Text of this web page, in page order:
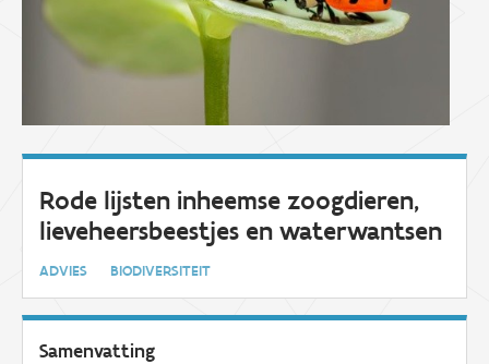
Rode lijsten inheemse zoogdieren,
lieveheersbeestjes en waterwantsen
ADVIES BIODIVERSITEIT
Samenvatting